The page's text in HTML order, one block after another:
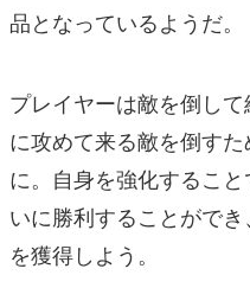
品となっているようだ。
プレイヤーは敵を倒し
に攻めて来る敵を倒す
に。自身を強化するこ
いに勝利することがで
を獲得しよう。